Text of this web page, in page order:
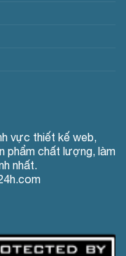
vực thiết kế web,
phẩm chất lượng, làm
nhất.